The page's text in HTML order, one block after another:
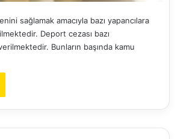
sağlamak amacıyla bazı yapancılara
Deport cezası bazı
Bunların başında kamu